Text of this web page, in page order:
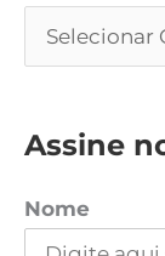
Assine
Nome